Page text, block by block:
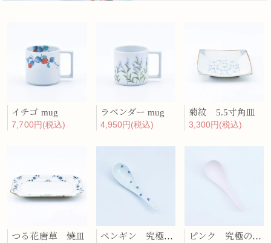
イチゴ mug
7,700円(税込)
ラベンダー mug
4,950円(税込)
菊紋 5.5寸角皿
3,300円(税込)
つる花唐草 焼皿
ペンギン 究極のレンゲ
ピンク 究極のレンゲ